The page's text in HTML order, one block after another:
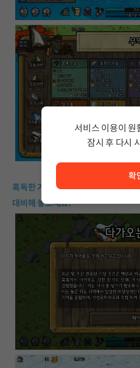
혹독한 겨울 계절의 추위가 다가오고
대비해 놓으세요!
서비스 이용이 원
잠시 후 다시
서비스 이용이 원활
확